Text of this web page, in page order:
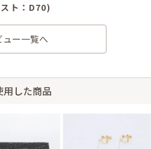
ト：D70)
(友人として)
結婚式 (仕事関係)
した。 骨格ストレートの私にぴったり
ス
ュー一覧へ
用した商品